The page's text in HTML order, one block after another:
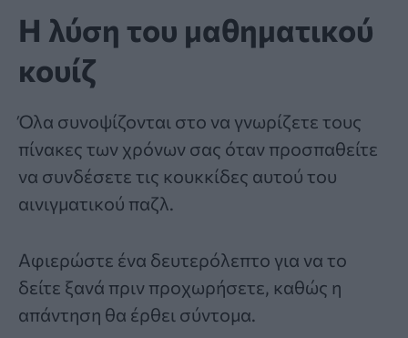
Η λύση του μαθηματικού
κουίζ
Όλα συνοψίζονται στο να γνωρίζετε τους
πίνακες των χρόνων σας όταν προσπαθείτε
να συνδέσετε τις κουκκίδες αυτού του
αινιγματικού παζλ.
Αφιερώστε ένα δευτερόλεπτο για να το
δείτε ξανά πριν προχωρήσετε, καθώς η
απάντηση θα έρθει σύντομα.